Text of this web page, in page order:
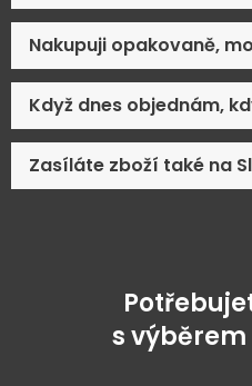
Nakupuji opakovaně,
Když dnes objednám,
Zasíláte zboží také na
s